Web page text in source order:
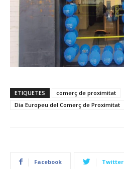
ETIQUETES
comerç de proximitat
Dia Europeu del Comerç de Proximitat
Facebook Twitter